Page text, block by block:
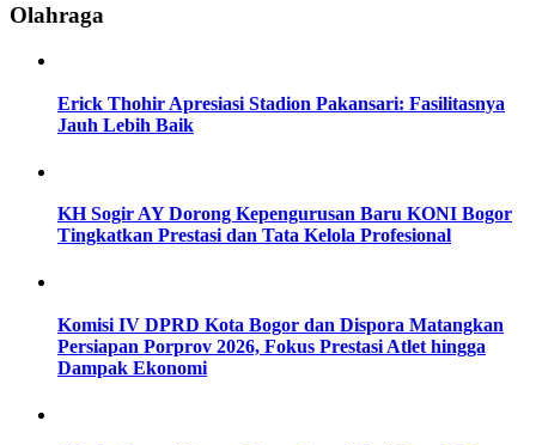
Olahraga
Erick Thohir Apresiasi Stadion Pakansari: Fasilitasnya
Jauh Lebih Baik
KH Sogir AY Dorong Kepengurusan Baru KONI Bogor
Tingkatkan Prestasi dan Tata Kelola Profesional
Komisi IV DPRD Kota Bogor dan Dispora Matangkan
Persiapan Porprov 2026, Fokus Prestasi Atlet hingga
Dampak Ekonomi